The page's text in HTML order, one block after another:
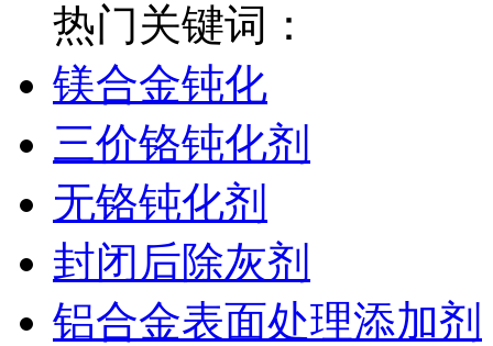
热门关键词：
镁合金钝化
三价铬钝化剂
无铬钝化剂
封闭后除灰剂
铝合金表面处理添加剂